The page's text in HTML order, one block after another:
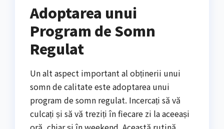
Adoptarea unui
Program de Somn
Regulat
Un alt aspect important al obținerii unui
somn de calitate este adoptarea unui
program de somn regulat. Incercați să vă
culcați și să vă treziți în fiecare zi la aceeași